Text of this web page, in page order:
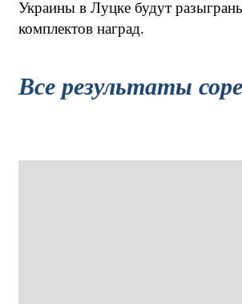
Украины в Луцке будут
комплектов наград.
Все результаты